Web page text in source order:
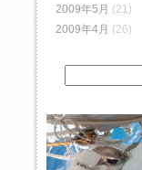
2009年5月 (21)
2009年4月 (26)